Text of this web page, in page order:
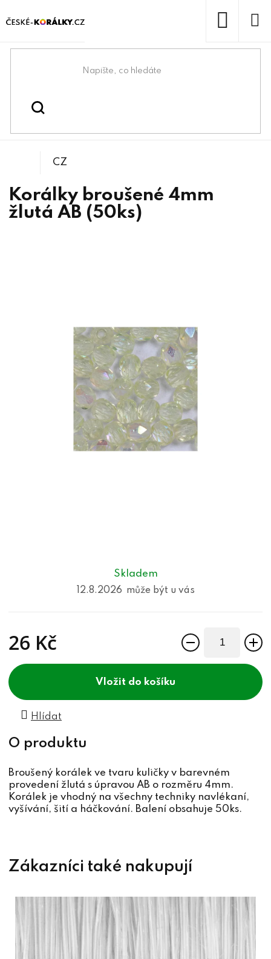
na
Domů
Korálky
Skladem
12.8.2026
26 Kč
do košíku
Hlídat
Korálky broušené 4mm
žlutá AB (50ks)
CZ
Broušený korálek ve tvaru kuličky v barevném
provedení žlutá s úpravou AB o rozměru 4mm.
Korálek je vhodný na všechny techniky navlékaní,
vyšívání, šití a háčkování. Balení obsahuje 50ks.